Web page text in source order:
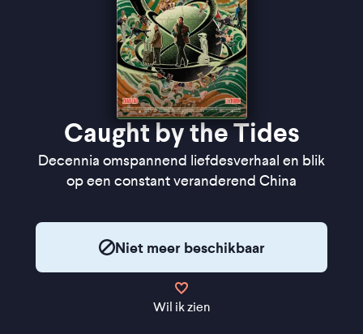
“Eist een volledige overgave aan zijn ritmische
de Filmkrant
Caught by the Tides
Decennia omspannend liefdesverhaal en blik
op een constant veranderend China
Niet meer beschikbaar
Wil ik zien